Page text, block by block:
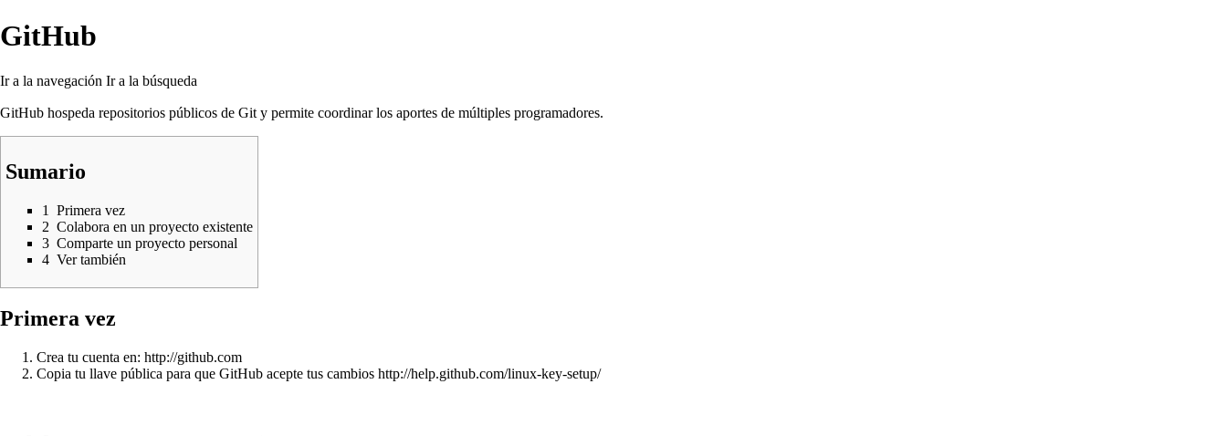
GitHub
Ir a la navegación Ir a la búsqueda
GitHub hospeda repositorios públicos de Git y permite coordinar los aportes de múltiples programadores.
Sumario
1
Primera vez
2 Colabora en un proyecto existente
3 Comparte un proyecto personal
4 Ver también
Primera vez
Crea tu cuenta en: http://github.com
Copia tu llave pública para que GitHub acepte tus cambios http://help.github.com/linux-key-setup/